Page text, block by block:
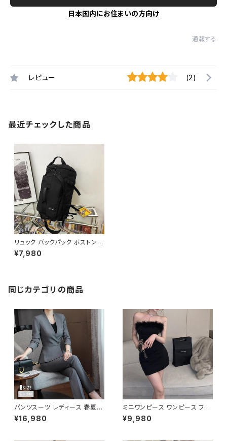
日本国内にお住まいの方向け
通報する
レビュー (2)
最近チェックした商品
リュック バックパック ボストンバ
ッグ メンズ レディース 大容量
軽量 旅行バッグ 多機能 2WAY
¥7,980
同じカテゴリの商品
パンツスーツ レディース 春夏
秋冬 春 夏 秋 冬 黒 紺 スーツ
上下セット 2点セット ジャケット
¥16,980
ミニワンピース ワンピース フェ
ザーデザイン タイトワンピース
チューブトップ レディース 春夏
¥9,980